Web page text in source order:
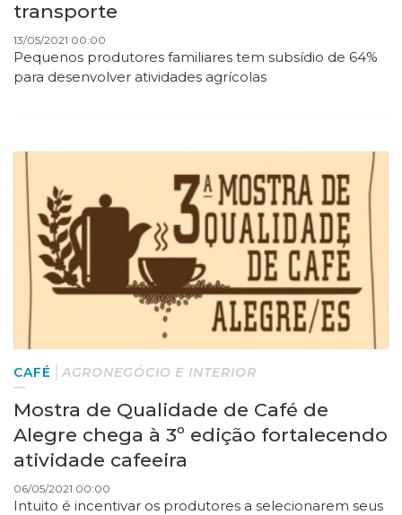
transporte
13/05/2021 00:00
Pequenos produtores familiares tem subsídio de 64%
para desenvolver atividades agrícolas
CAFÉ AGRONEGÓCIO E INTERIOR
Mostra de Qualidade de Café de
Alegre chega à 3º edição fortalecendo
atividade cafeeira
06/05/2021 00:00
Intuito é incentivar os produtores a selecionarem seus